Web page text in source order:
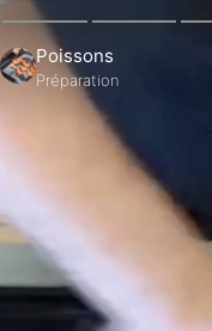
Poissons
Préparation